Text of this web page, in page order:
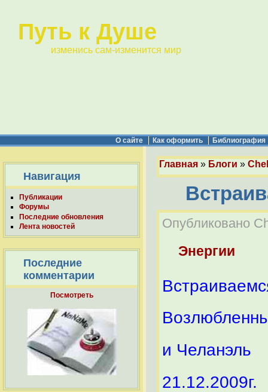
Путь к Душе
изменись сам-изменится мир
О сайте Как оформить Библиография
Навигация
Публикации
Форумы
Последние обновления
Лента новостей
Последние
комментарии
Посмотреть
Главная » Блоги »
Опубликовано
Энергии
и Челанэль
21.12.2009г.